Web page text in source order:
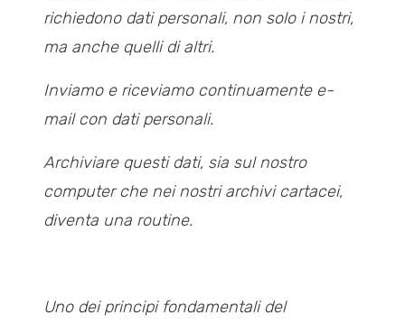
richiedono dati personali, non solo i nostri,
ma anche quelli di altri.
Inviamo e riceviamocontinuamentee-
mail con dati personali.
Archiviare questi dati, sia sul nostro
computer che nei nostri archivi cartacei,
diventa una routine.
Unodei principi fondamentali del